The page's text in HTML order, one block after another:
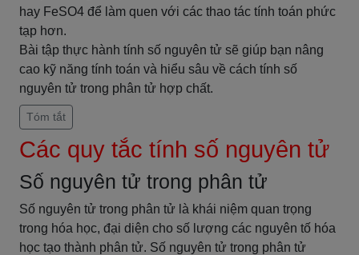
hay FeSO4 để làm quen với các thao tác tính toán phức
tạp hơn.
Bài tập thực hành tính số nguyên tử sẽ giúp bạn nâng
cao kỹ năng tính toán và hiểu sâu về cách tính số
nguyên tử trong phân tử hợp chất.
Tóm tắt
Các quy tắc tính số nguyên tử
Số nguyên tử trong phân tử
Số nguyên tử trong phân tử là khái niệm quan trọng
trong hóa học, đại diện cho số lượng các nguyên tố hóa
học tạo thành phân tử. Số nguyên tử trong phân tử